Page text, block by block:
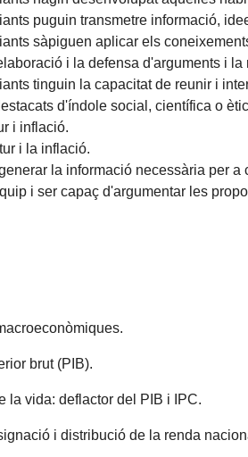
puguin transmetre informació,
sàpiguen aplicar els
i la defensa d'arguments i
tinguin la capacitat de reunir i
d'índole social, científica o
i inflació.
i la inflació.
la informació necessària per
i ser capaç d'argumentar les
brut (PIB).
la vida: deflactor del PIB i IPC.
i distribució de la renda